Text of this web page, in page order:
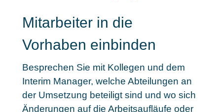
Mitarbeiter in die
Vorhaben einbinden
Besprechen Sie mit Kollegen und dem
Interim Manager, welche Abteilungen an
der Umsetzung beteiligt sind und wo sich
Änderungen auf die Arbeitsaufläufe oder